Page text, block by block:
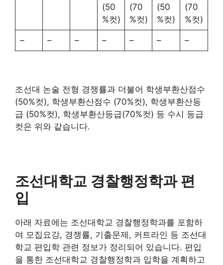
(50
%컷)
(70
%컷)
(50
%컷)
(70
%컷)
– – – – – – –
조선대 논술 전형 경쟁률과 더불어 학생부환산점수
(50%컷), 학생부환산점수 (70%컷), 학생부환산등
급 (50%컷), 학생부환산등급(70%컷) 등 수시 등급
컷은 위와 같습니다.
조선대학교 경찰행정학과 편
입
아래 자료에는 조선대학교 경찰행정학과를 포함하
여 모집요강, 경쟁률, 기출문제, 커트라인 등 조선대
학교 편입학 관련 정보가 정리되어 있습니다. 편입
을 통한 조선대학교 경찰행정학과 입학을 계획하고